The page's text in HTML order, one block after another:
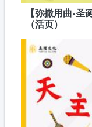
【弥撒用曲-圣
（活页）